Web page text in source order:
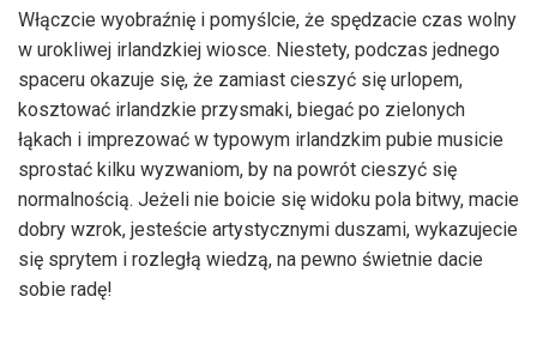
Włączcie wyobraźnię i pomyślcie, że spędzacie czas wolny
w urokliwej irlandzkiej wiosce. Niestety, podczas jednego
spaceru okazuje się, że zamiast cieszyć się urlopem,
kosztować irlandzkie przysmaki, biegać po zielonych
łąkach i imprezować w typowym irlandzkim pubie musicie
sprostać kilku wyzwaniom, by na powrót cieszyć się
normalnością. Jeżeli nie boicie się widoku pola bitwy, macie
dobry wzrok, jesteście artystycznymi duszami, wykazujecie
się sprytem i rozległą wiedzą, na pewno świetnie dacie
sobie radę!